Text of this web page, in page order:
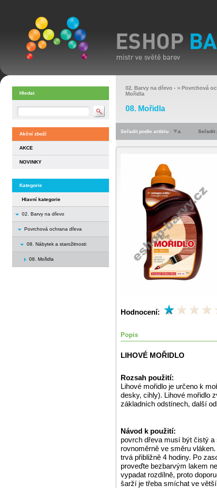
Hledat
Akční zboží
AKCE
NOVINKY
Kategorie
Hlavní kategorie
02. Barvy na dřevo
Povrchová ochrana dřeva
08. Nábytek a starožitnosti
08. Mořidla
02. Barvy na dřevo - > Povrchová
Mořidla
08. Mořidla
Seřadit podle artiklu Seřadit
Hodnocení:
Popis
LIHOVÉ MOŘIDLO
Rozsah použití:
Lihové mořidlo je určeno k
desky, cihly). Lihové mořidlo
základních odstínech, další
Návod k použití:
povrch dřeva musí být čistý
rovnoměrně ve směru
trvá přibližně 4 hodiny. Po
proveďte bezbarvým lakem
vypadat rozdílně, proto
šarží je třeba smíchat ve